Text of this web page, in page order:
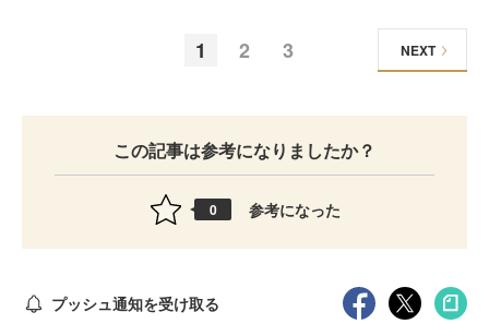
1 2 3 NEXT
この記事は参考になりましたか？
0 参考になった
プッシュ通知を受け取る